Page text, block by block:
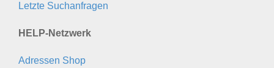
Letzte Suchanfragen
HELP-Netzwerk
Adressen Shop